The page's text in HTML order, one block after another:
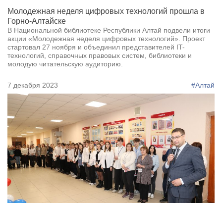
Молодежная неделя цифровых технологий прошла в
Горно-Алтайске
В Национальной библиотеке Республики Алтай подвели итоги
акции «Молодежная неделя цифровых технологий». Проект
стартовал 27 ноября и объединил представителей IT-
технологий, справочных правовых систем, библиотеки и
молодую читательскую аудиторию.
7 декабря 2023 #Алтай